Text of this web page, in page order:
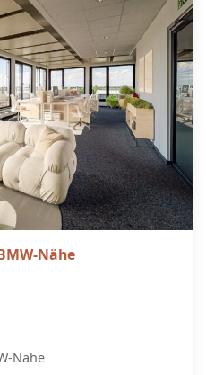
Nähe
Nähe